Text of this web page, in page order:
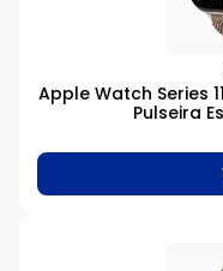
Apple Watch Series
Pulseira